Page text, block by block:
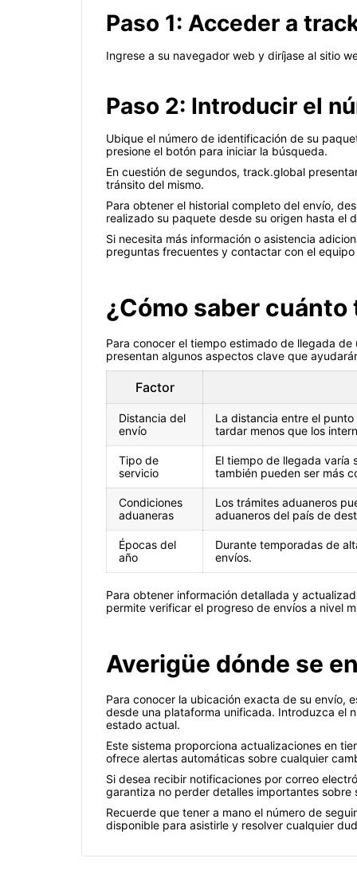
Paso 1: Acceder a
Ingrese a su navegador web y diríjase al sitio
Paso 2: Introducir el
Ubique el número de identificación de su
presione el botón para iniciar la búsqueda.
En cuestión de segundos, track.global
tránsito del mismo.
Para obtener el historial completo del envío,
realizado su paquete desde su origen hasta el
Si necesita más información o asistencia
preguntas frecuentes y contactar con el
¿Cómo saber
Para conocer el tiempo estimado de llegada
presentan algunos aspectos clave que
Factor
Distancia del
envío
La distancia entre el
tardar menos que los
Tipo de
servicio
El tiempo de llegada varía
también pueden ser más
Condiciones
aduaneras
Los trámites aduaneros
aduaneros del país de
Épocas del
año
Durante temporadas de
envíos.
Para obtener información detallada y
permite verificar el progreso de envíos a nivel
Averigüe dónde se
Para conocer la ubicación exacta de su envío,
desde una plataforma unificada. Introduzca el
estado actual.
Este sistema proporciona actualizaciones en
ofrece alertas automáticas sobre cualquier
Si desea recibir notificaciones por correo
garantiza no perder detalles importantes sobre
Recuerde que tener a mano el número de
disponible para asistirle y resolver cualquier